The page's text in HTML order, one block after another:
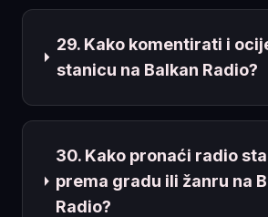
29. Kako komentirati i
stanicu na Balkan Radio?
30. Kako pronaći radio
prema gradu ili žanru na
Radio?